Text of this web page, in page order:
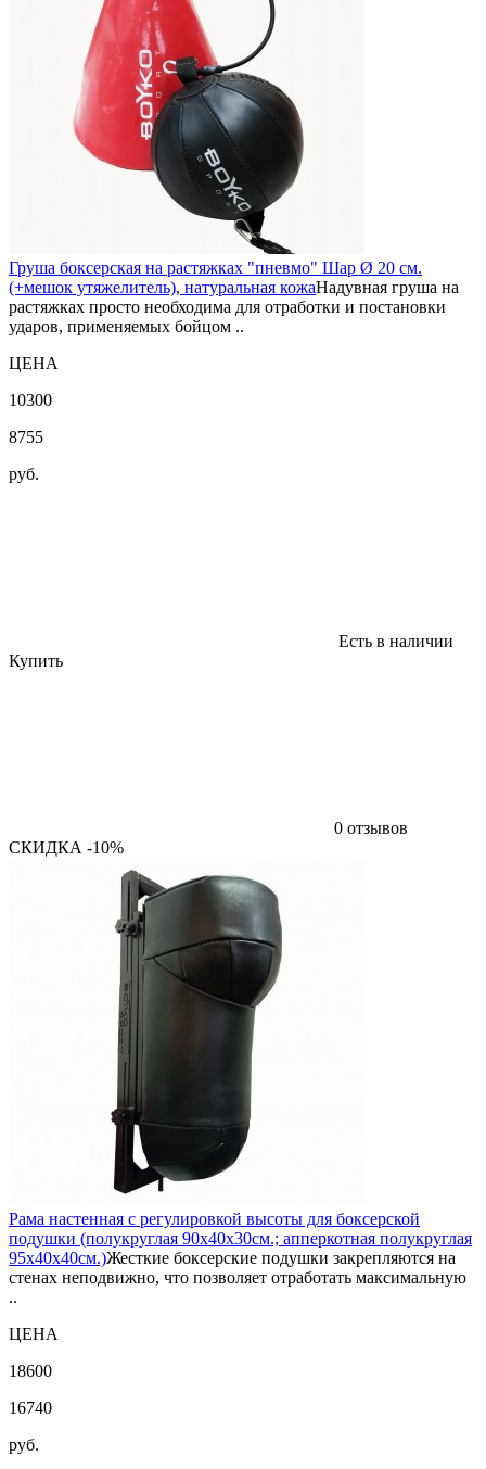
Груша боксерская на растяжках "пневмо" Шар Ø 20 см.
(+мешок утяжелитель), натуральная кожаНадувная груша на
растяжках просто необходима для отработки и постановки
ударов, применяемых бойцом ..
ЦЕНА
10300
8755
руб.
Есть в наличии
Купить
0 отзывов
СКИДКА -10%
Рама настенная с регулировкой высоты для боксерской
подушки (полукруглая 90х40х30см.; апперкотная полукруглая
95х40х40см.)Жесткие боксерские подушки закрепляются на
стенах неподвижно, что позволяет отработать максимальную
..
ЦЕНА
18600
16740
руб.